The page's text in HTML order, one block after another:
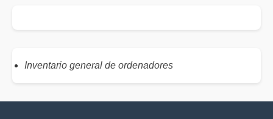
Inventario general de ordenadores